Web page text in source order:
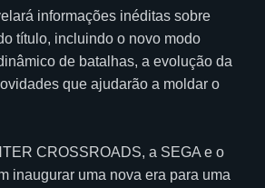
informações inéditas sobre
título, incluindo o novo modo
de batalhas, a evolução da
que ajudarão a moldar o
CROSSROADS, a SEGA e o
inaugurar uma nova era para uma